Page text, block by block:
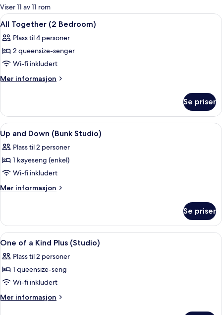
for
rom
Viser 11 av 11 rom
Åpne
alle
bildene
av
All
Together
Safe på rommet, skrivebord og
10
All Together (2 Bedroom)
Plass til 4 personer
2 queensize-senger
Wi-fi inkludert
Mer informasjon
Mer
Together
(2
Bedroom)
Se priser
Åpne
alle
bildene
av
Up
and
Studio)
Safe på rommet, skrivebord og
8
Up and Down (Bunk Studio)
Plass til 2 personer
1 køyeseng (enkel)
Wi-fi inkludert
Mer informasjon
Mer
and
Down
(Bunk
Se priser
Åpne
alle
bildene
av
One
of
Safe på rommet, skrivebord og
11
One of a Kind Plus (Studio)
Plass til 2 personer
1 queensize-seng
Wi-fi inkludert
Mer informasjon
Mer